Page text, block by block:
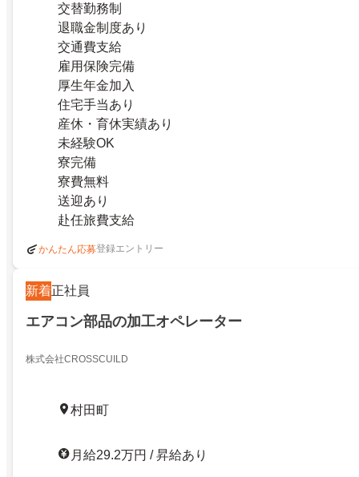
交替勤務制
退職金制度あり
交通費支給
雇用保険完備
厚生年金加入
住宅手当あり
産休・育休実績あり
未経験OK
寮完備
寮費無料
送迎あり
赴任旅費支給
かんたん応募登録エントリー
新着正社員
エアコン部品の加工オペレーター
株式会社CROSSCUILD
村田町
月給29.2万円 / 昇給あり